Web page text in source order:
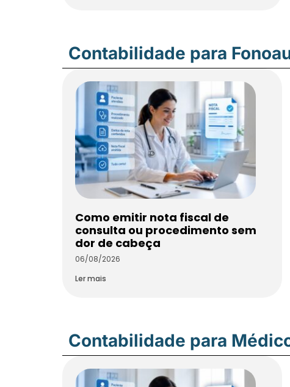
Contabilidade para
Como emitir nota fiscal de
consulta ou procedimento sem
dor de cabeça
06/08/2026
Ler mais
Contabilidade para